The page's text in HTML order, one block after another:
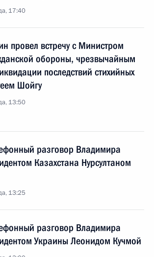
17:40
провел встречу с Министром
обороны, чрезвычайным
последствий стихийных
Шойгу
13:50
разговор Владимира
Казахстана Нурсултаном
13:25
разговор Владимира
Украины Леонидом Кучмой